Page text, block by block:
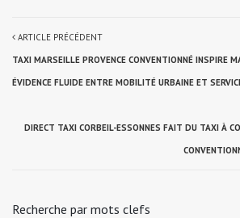
ARTICLE PRÉCÉDENT
TAXI MARSEILLE PROVENCE CONVENTIONNÉ INSPIRE
ÉVIDENCE FLUIDE ENTRE MOBILITÉ URBAINE ET
DIRECT TAXI CORBEIL-ESSONNES FAIT DU TAXI À
Recherche par mots clefs